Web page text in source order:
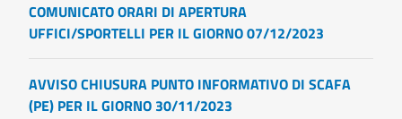
COMUNICATO ORARI DI APERTURA
UFFICI/SPORTELLI PER IL GIORNO 07/12/2023
AVVISO CHIUSURA PUNTO INFORMATIVO DI SCAFA
(PE) PER IL GIORNO 30/11/2023